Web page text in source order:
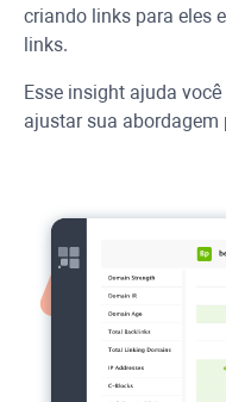
criando links para eles
links.
Esse insight ajuda
ajustar sua abordagem